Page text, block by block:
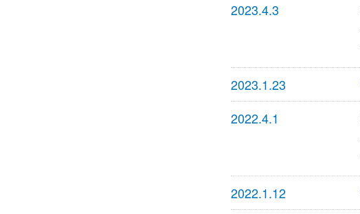
2023.4.3
2023.1.23
2022.4.1
2022.1.12